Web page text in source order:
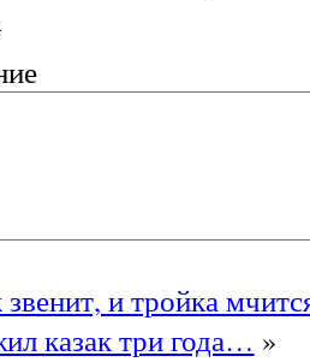
звенит, и тройка
казак три года… »